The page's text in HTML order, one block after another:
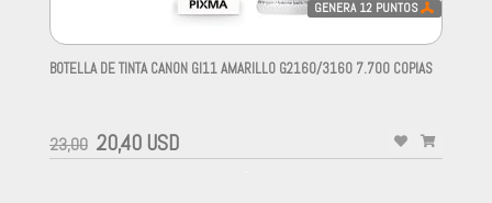
GENERA 12 PUNTOS
BOTELLA DE TINTA CANON GI11 AMARILLO G2160/3160 7.700 COPIAS
23,00 20,40 USD